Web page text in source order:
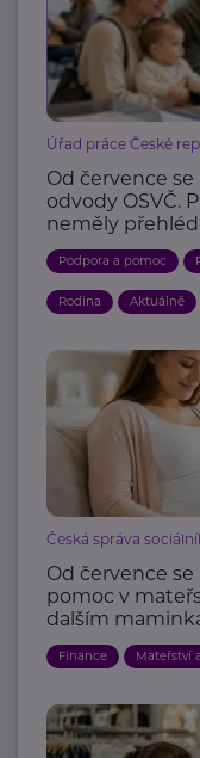
Úřad práce České
Od července
odvody OSVČ.
neměly
Podpora a pomoc
Rodina Aktuálně
Česká správa
Od července
pomoc v
dalším
Finance Mateřství